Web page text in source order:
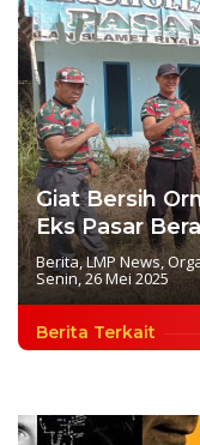
Giat Bersih
Eks Pasar
Berita,LMP News,
Senin, 26 Mei 2025
Berita Terkait